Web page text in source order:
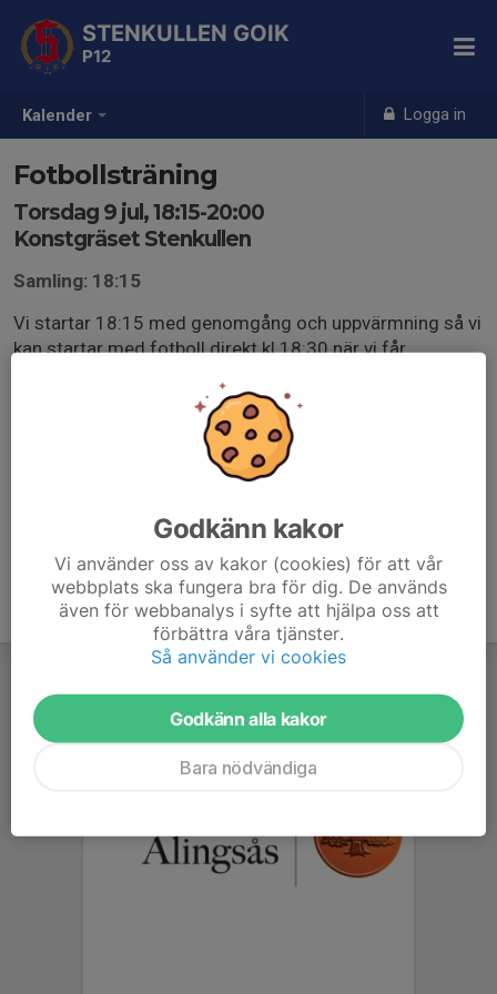
Kalender Logga in
STENKULLEN GOIK
P12
Fotbollsträning
Torsdag 9 jul, 18:15-20:00
Konstgräset Stenkullen
Samling: 18:15
Vi startar 18:15 med genomgång och uppvärmning så vi
kan startar med fotboll direkt kl 18:30 när vi får
Godkänn kakor
Vi använder oss av kakor (cookies) för att vår
webbplats ska fungera bra för dig. De används
även för webbanalys i syfte att hjälpa oss att
förbättra våra tjänster.
Så använder vi cookies
Godkänn alla kakor
Bara nödvändiga